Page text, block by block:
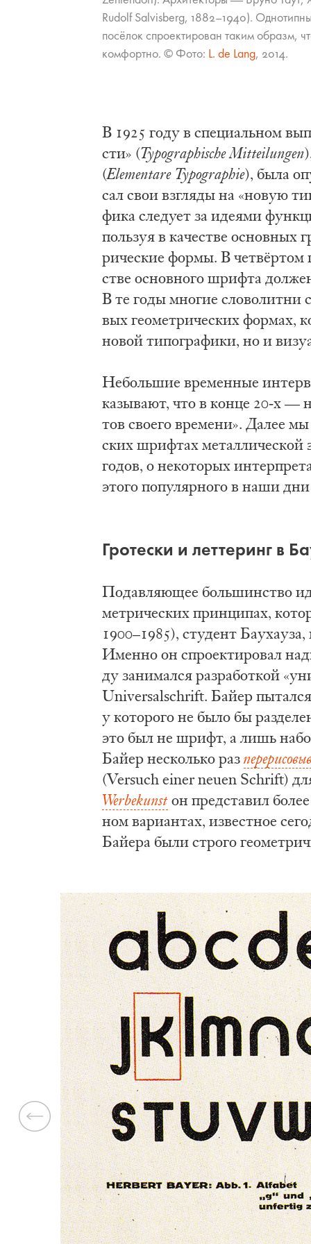
Rudolf Salvisberg, 1882–1940).
посёлок спро­ек­ти­ро­ван та­ким об­разм,
ком­форт­но. © Фо­то: L. de Lang, 2014.
на Дес­сау
В 1925 го­ду в спе­ци­аль­ном
сти» (Typographische Mitteilungen
(Elementare Typographie), бы­ла
сал свои взгля­ды на «но­вую
фи­ка сле­ду­ет за иде­я­ми
поль­зуя в ка­че­стве
ри­че­ские фор­мы. В четвёр­том
стве основ­но­го шриф­та
В те го­ды мно­гие сло­во­лит­ни
вых гео­мет­ри­че­ских фор­мах,
но­вой ти­по­гра­фи­ки, но и
Не­боль­шие вре­мен­ные
ка­зы­ва­ют, что в кон­це 20-х —
тов сво­е­го вре­ме­ни». Да­лее
ских шриф­тах ме­тал­ли­че­ской
го­дов, о не­ко­то­рых
это­го по­пу­ляр­но­го в на­ши
Гро­те­ски и лет­те­ринг в
По­дав­ля­ю­щее боль­шин­ство
мет­ри­че­ских прин­ци­пах,
1900–1985), сту­дент
Имен­но он спро­ек­ти­ро­вал
ду за­ни­мал­ся раз­ра­бот­кой
Universalschrift. Бай­ер
у ко­то­ро­го не бы­ло бы
это был не шрифт, а лишь
Бай­ер не­сколь­ко раз
(Versuch einer neuen Schrift)
Werbekunstон пред­ста­вил
ном ва­ри­ан­тах, из­вест­ное
Бай­е­ра бы­ли стро­го